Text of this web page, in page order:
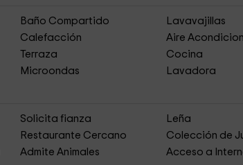
Baño Compartido
Lavavajillas
Calefacción
Aire
Terraza
Cocina
Microondas
Lavadora
Solicita fianza
Leña
Restaurante Cercano
Colección de
Admite Animales Acceso a